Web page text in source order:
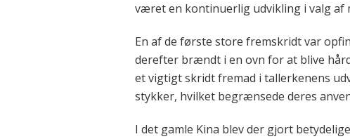
været en kontinuerlig udvikling i valg af
En af de første store fremskridt var
derefter brændt i en ovn for at blive
et vigtigt skridt fremad i tallerkenens
stykker, hvilket begrænsede deres
I det gamle Kina blev der gjort